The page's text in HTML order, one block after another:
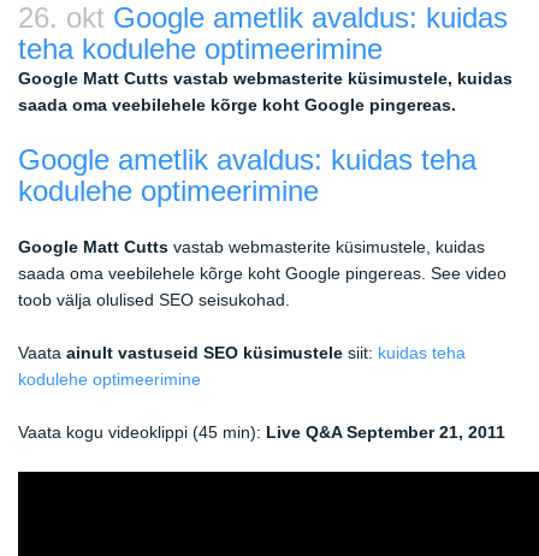
26. okt Google ametlik avaldus: kuidas
teha kodulehe optimeerimine
Google Matt Cutts vastab webmasterite küsimustele, kuidas
saada oma veebilehele kõrge koht Google pingereas.
Google ametlik avaldus: kuidas teha
kodulehe optimeerimine
Google Matt Cutts vastab webmasterite küsimustele, kuidas
saada oma veebilehele kõrge koht Google pingereas. See video
toob välja olulised SEO seisukohad.
Vaata ainult vastuseid SEO küsimustele siit: kuidas teha
kodulehe optimeerimine
Vaata kogu videoklippi (45 min): Live Q&A September 21, 2011